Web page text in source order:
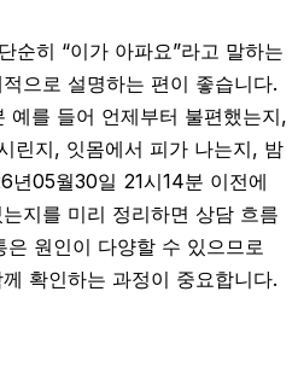
순히 “이가 아파요”라고 말하는
으로 설명하는 편이 좋습니다.
를 들어 언제부터 불편했는지,
린지, 잇몸에서 피가 나는지, 밤
년05월30일 21시14분 이전에
지를 미리 정리하면 상담 흐름
원인이 다양할 수 있으므로
확인하는 과정이 중요합니다.